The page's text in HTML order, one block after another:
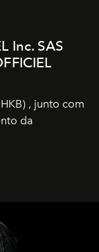
Inc. SAS
, junto com
da